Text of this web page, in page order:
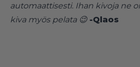
automaattisesti. Ihan kivoja ne
kiva myös pelata 😉 -Qlaos